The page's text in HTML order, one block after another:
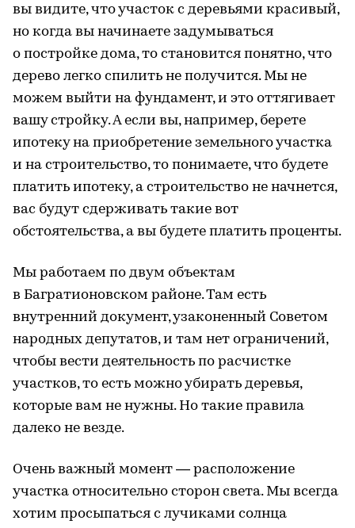
вы видите, что участок с деревьями красивый,
но когда вы начинаете задумываться
о постройке дома, то становится понятно, что
дерево легко спилить не получится. Мы не
можем выйти на фундамент, и это оттягивает
вашу стройку. А если вы, например, берете
ипотеку на приобретение земельного участка
и на строительство, то понимаете, что будете
платить ипотеку, а строительство не начнется,
вас будут сдерживать такие вот
обстоятельства, а вы будете платить проценты.
Мы работаем по двум объектам
в Багратионовском районе. Там есть
внутренний документ, узаконенный Советом
народных депутатов, и там нет ограничений,
чтобы вести деятельность по расчистке
участков, то есть можно убирать деревья,
которые вам не нужны. Но такие правила
далеко не везде.
Очень важный момент — расположение
участка относительно сторон света. Мы всегда
хотим просыпаться с лучиками солнца